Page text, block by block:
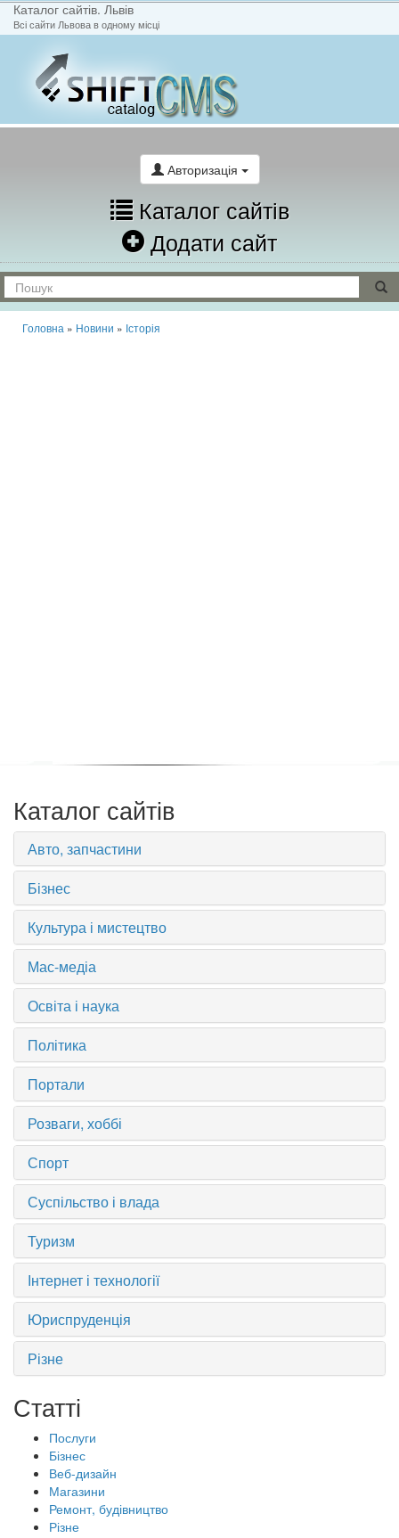
Каталог сайтів. Львів
Всі сайти Львова в одному місці
Авторизація
Каталог сайтів
Додати сайт
Головна » Новини » Історія
Каталог сайтів
Авто, запчастини
Бізнес
Культура і мистецтво
Мас-медіа
Освіта і наука
Політика
Портали
Розваги, хоббі
Спорт
Суспільство і влада
Туризм
Інтернет і технології
Юриспруденція
Різне
Статті
Послуги
Бізнес
Веб-дизайн
Магазини
Ремонт, будівництво
Різне